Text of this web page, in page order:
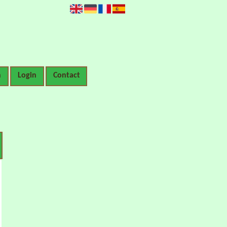
Login Contact